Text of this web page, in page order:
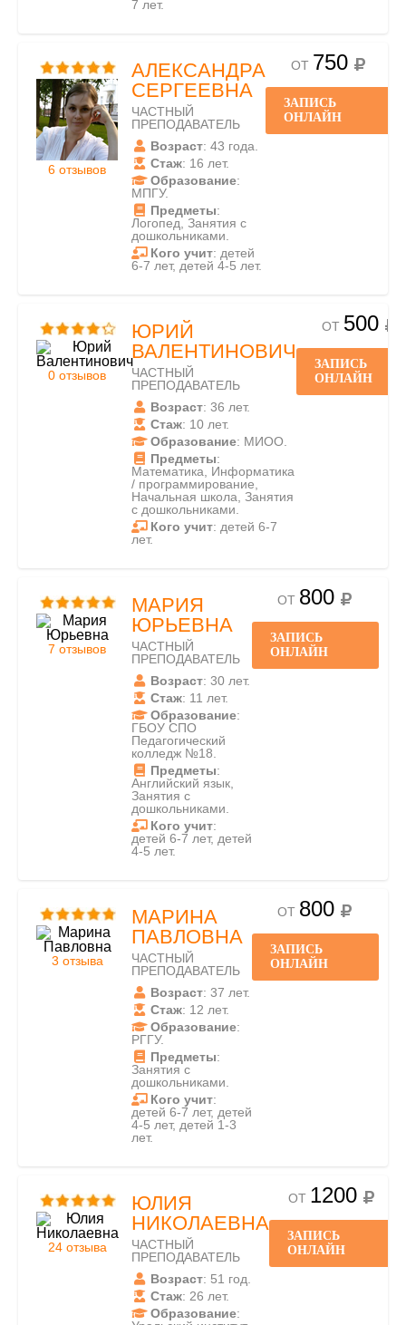
7 лет.
6 отзывов
АЛЕКСАНДРА
СЕРГЕЕВНА
ЧАСТНЫЙ
ПРЕПОДАВАТЕЛЬ
Возраст: 43 года.
Стаж: 16 лет.
Образование:
МПГУ.
Предметы:
Логопед, Занятия с
дошкольниками.
Кого учит: детей
6-7 лет, детей 4-5 лет.
ОТ 750
ЗАПИСЬ
ОНЛАЙН
0 отзывов
ЮРИЙ
ВАЛЕНТИНОВИЧ
ЧАСТНЫЙ
ПРЕПОДАВАТЕЛЬ
Возраст: 36 лет.
Стаж: 10 лет.
Образование: МИОО.
Предметы:
Математика, Информатика
/ программирование,
Начальная школа, Занятия
с дошкольниками.
Кого учит: детей 6-7
лет.
ОТ 500
ЗАПИСЬ
ОНЛАЙН
7 отзывов
МАРИЯ
ЮРЬЕВНА
ЧАСТНЫЙ
ПРЕПОДАВАТЕЛЬ
Возраст: 30 лет.
Стаж: 11 лет.
Образование:
ГБОУ СПО
Педагогический
колледж №18.
Предметы:
Английский язык,
Занятия с
дошкольниками.
Кого учит:
детей 6-7 лет, детей
4-5 лет.
ОТ 800
ЗАПИСЬ
ОНЛАЙН
3 отзыва
МАРИНА
ПАВЛОВНА
ЧАСТНЫЙ
ПРЕПОДАВАТЕЛЬ
Возраст: 37 лет.
Стаж: 12 лет.
Образование:
РГГУ.
Предметы:
Занятия с
дошкольниками.
Кого учит:
детей 6-7 лет, детей
4-5 лет, детей 1-3
лет.
ОТ 800
ЗАПИСЬ
ОНЛАЙН
24 отзыва
ЮЛИЯ
НИКОЛАЕВНА
ЧАСТНЫЙ
ПРЕПОДАВАТЕЛЬ
Возраст: 51 год.
Стаж: 26 лет.
Образование:
ОТ 1200
ЗАПИСЬ
ОНЛАЙН